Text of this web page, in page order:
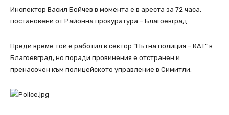
Инспектор Васил Бойчев в момента е в ареста за 72 часа,
постановени от Районна прокуратура – Благоевград.
Преди време той е работил в сектор “Пътна полиция – КАТ” в
Благоевград, но поради провинения е отстранен и
пренасочен към полицейското управление в Симитли.